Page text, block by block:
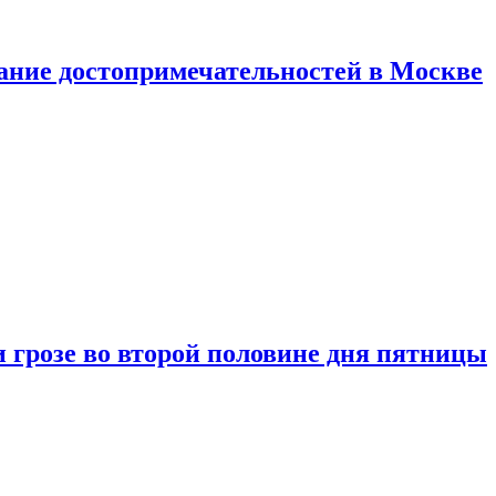
достопримечательностей в Москве
во второй половине дня пятницы